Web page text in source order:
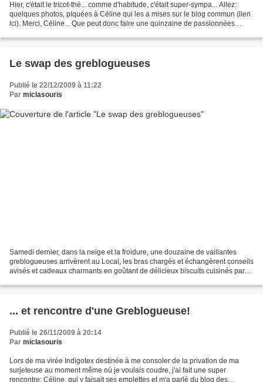
Hier, c'était le tricot-thé... comme d'habitude, c'était super-sympa... Allez:
quelques photos, piquées à Céline qui les a mises sur le blog commun (lien
ici). Merci, Céline... Que peut donc faire une quinzaine de passionnées
Le swap des greblogueuses
Publié le 22/12/2009 à 11:22
Par miclasouris
Samedi dernier, dans la neige et la froidure, une douzaine de vaillantes
greblogueuses arrivèrent au Local, les bras chargés et échangèrent conseils
avisés et cadeaux charmants en goûtant de délicieux biscuits cuisinés par
... et rencontre d'une Greblogueuse!
Publié le 26/11/2009 à 20:14
Par miclasouris
Lors de ma virée Indigotex destinée à me consoler de la privation de ma
surjeteuse au moment même où je voulais coudre, j'ai fait une super
rencontre: Céline, qui y faisait ses emplettes et m'a parlé du blog des